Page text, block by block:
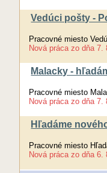
Vedúci pošty -
Pracovné miesto
Nová práca zo dňa 7.
Malacky -
Pracovné miesto
Nová práca zo dňa 7.
Hľadáme
Pracovné miesto
Nová práca zo dňa 6.